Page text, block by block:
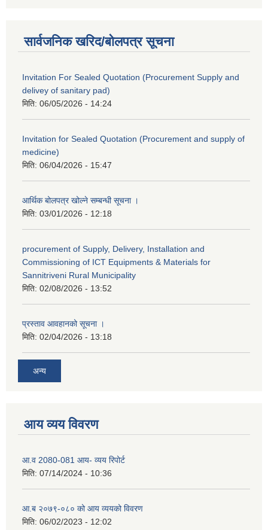
सार्वजनिक खरिद/बोलपत्र सूचना
Invitation For Sealed Quotation (Procurement Supply and
delivey of sanitary pad)
मिति: 06/05/2026 - 14:24
Invitation for Sealed Quotation (Procurement and supply of
medicine)
मिति: 06/04/2026 - 15:47
आर्थिक बोलपत्र खोल्ने सम्बन्धी सूचना ।
मिति: 03/01/2026 - 12:18
procurement of Supply, Delivery, Installation and
Commissioning of ICT Equipments & Materials for
Sannitriveni Rural Municipality
मिति: 02/08/2026 - 13:52
प्रस्ताव आवहानको सूचना ।
मिति: 02/04/2026 - 13:18
अन्य
आय व्यय विवरण
आ.व 2080-081 आय- व्यय रिपोर्ट
मिति: 07/14/2024 - 10:36
आ.ब २०७९-०८० को आय व्ययको विवरण
मिति: 06/02/2023 - 12:02